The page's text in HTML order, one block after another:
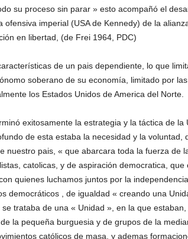
su proceso sin parar » esto acompañó el
ofensiva imperial (USA de Kennedy) de la
en libertad, (de Frei 1964, PDC)
de un pais dependiente, lo que
soberano de su economía, limitado por
los Estados Unidos de America del Norte.
exitosamente la estrategia y la táctica de la
de esta estaba la necesidad y la voluntad,
nuestro pais, « que abarcara toda la fuerza de
catolicas, y de aspiración democratica, que
quienes luchamos juntos por la
democráticos , de igualdad « creando una
trataba de una « Unidad », en la que estaban,
la pequeña burguesia y de grupos de la
católicos de masa, y ademas